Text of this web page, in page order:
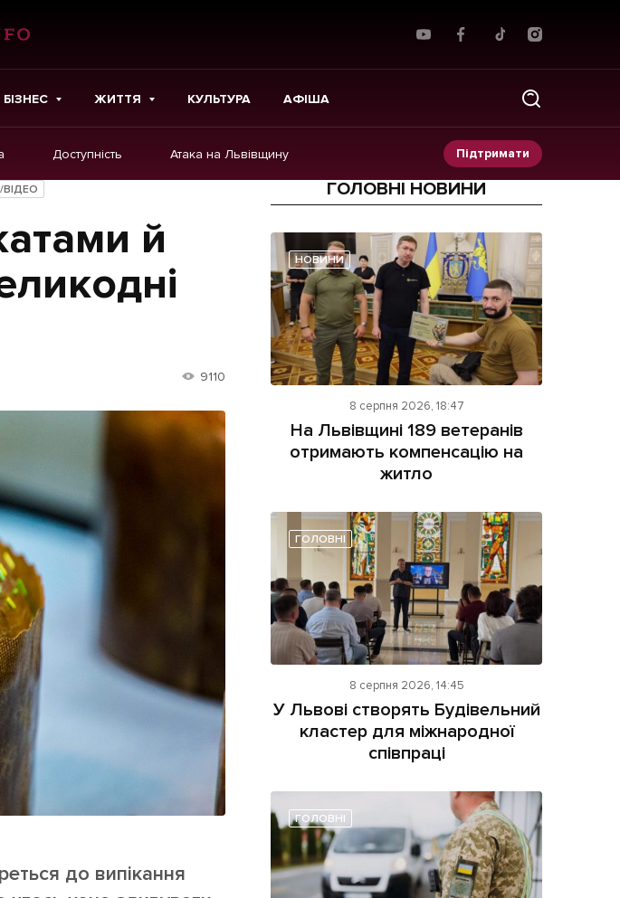
БІЗНЕС ЖИТТЯ КУЛЬТУРА АФІША
Доступність Атака на Львівщину Підтримати
Картки
Репортаж
Лонгріди
Прес-релізи
Фото/Відео
Made in Lviv
[email protected]
Політика конфіденційності
й
9110
до випікання
ГОЛОВНІ НОВИНИ
НОВИНИ
8 серпня 2026, 18:47
На Львівщині 189 ветеранів
отримають компенсацію на
житло
ГОЛОВНІ
8 серпня 2026, 14:45
У Львові створять Будівельний
кластер для міжнародної
співпраці
ГОЛОВНІ